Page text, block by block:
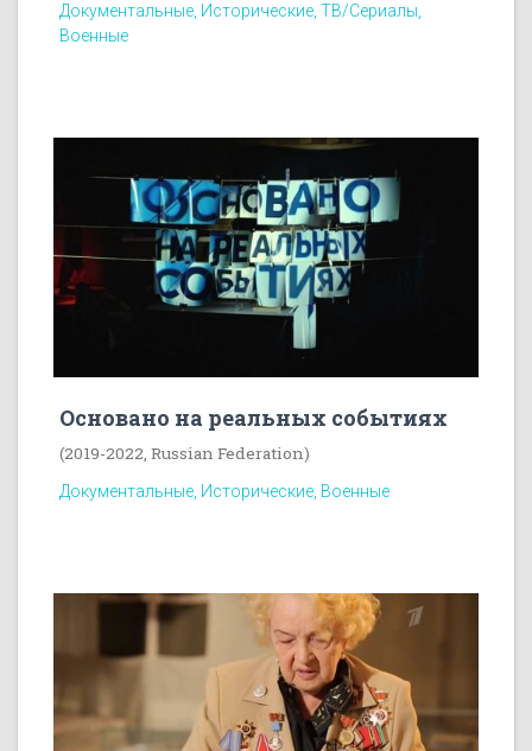
Документальные, Исторические, ТВ/Сериалы,
Военные
Основано на реальных событиях
(2019-2022, Russian Federation)
Документальные, Исторические, Военные